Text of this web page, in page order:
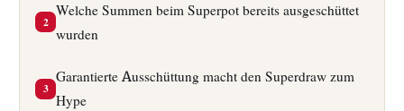
2
Welche Summen beim Superpot bereits ausgeschüttet
wurden
3
Garantierte Ausschüttung macht den Superdraw zum
Hype